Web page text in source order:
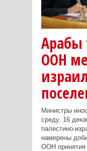
Арабы
ООН
Министры
среду, 16
палестино-
намерены
ООН принятия